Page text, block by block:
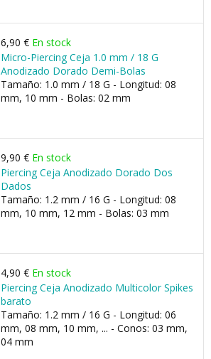
6,90 € En stock
Micro-Piercing Ceja 1.0 mm / 18 G
Anodizado Dorado Demi-Bolas
Tamaño: 1.0 mm / 18 G - Longitud: 08
mm, 10 mm - Bolas: 02 mm
9,90 € En stock
Piercing Ceja Anodizado Dorado Dos
Dados
Tamaño: 1.2 mm / 16 G - Longitud: 08
mm, 10 mm, 12 mm - Bolas: 03 mm
4,90 € En stock
Piercing Ceja Anodizado Multicolor Spikes
barato
Tamaño: 1.2 mm / 16 G - Longitud: 06
mm, 08 mm, 10 mm, ... - Conos: 03 mm,
04 mm